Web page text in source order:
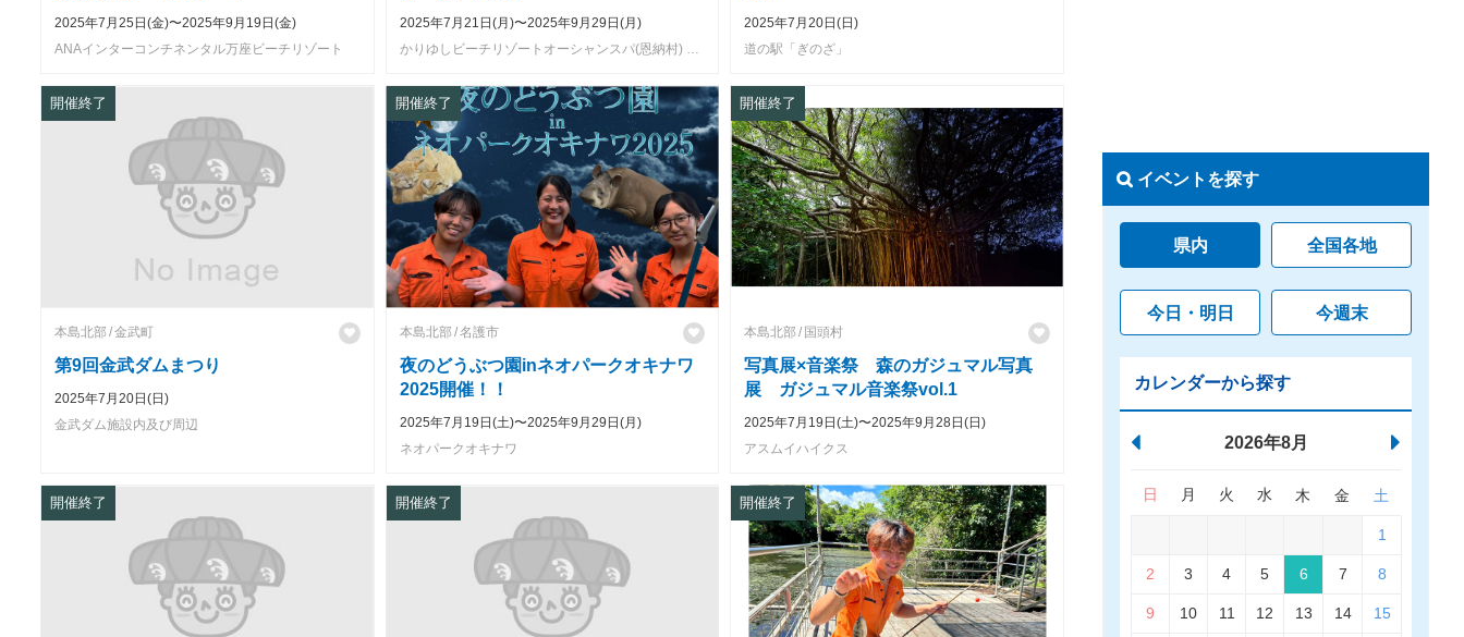
2025年7月25日(金)〜2025年9月19日(金)
ANAインターコンチネンタル万座ビーチリゾート
2025年7月21日(月)〜2025年9月29日(月)
かりゆしビーチリゾートオーシャンスパ(恩納村) バータイラ
2025年7月20日(日)
道の駅「ぎのざ」
開催終了
本島北部 金武町
第9回金武ダムまつり
2025年7月20日(日)
金武ダム施設内及び周辺
開催終了
本島北部 名護市
夜のどうぶつ園inネオパークオキナワ
2025開催！！
2025年7月19日(土)〜2025年9月29日(月)
ネオパークオキナワ
開催終了
本島北部 国頭村
写真展×音楽祭 森のガジュマル写真
展 ガジュマル音楽祭vol.1
2025年7月19日(土)〜2025年9月28日(日)
アスムイハイクス
開催終了 開催終了 開催終了
イベントを探す
県内 全国各地
今日・明日 今週末
カレンダーから探す
2026年8月
日 月 火 水 木 金 土
1
2 3 4 5 6 7 8
9 10 11 12 13 14 15